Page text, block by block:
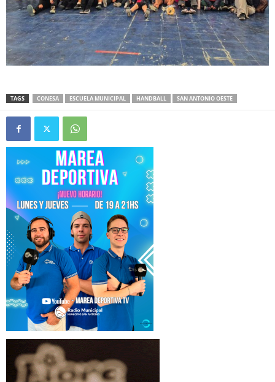
TAGS CONESA ESCUELA MUNICIPAL HANDBALL SAN ANTONIO OESTE